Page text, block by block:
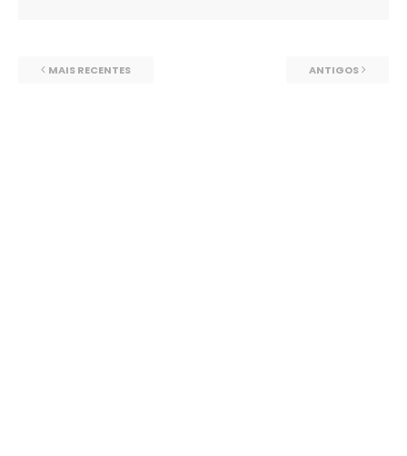
MAIS RECENTES ANTIGOS